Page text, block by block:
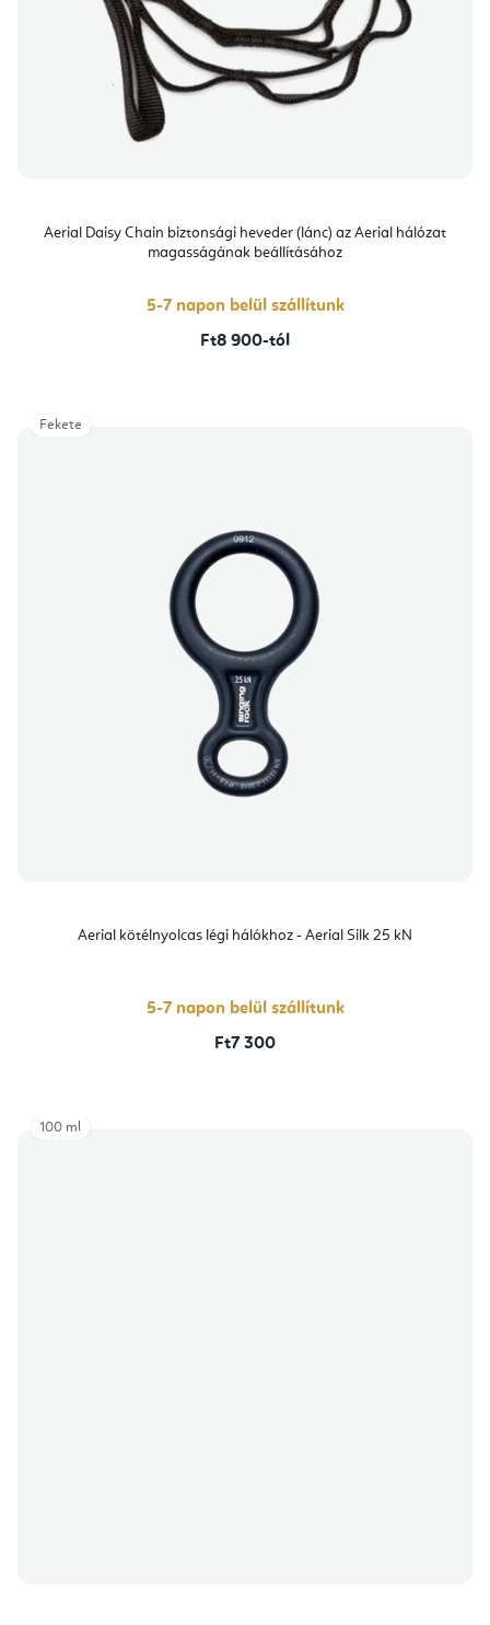
Aerial Daisy Chain biztonsági heveder (lánc) az Aerial hálózat
magasságának beállításához
5-7 napon belül szállítunk
Ft8 900-tól
Aerial kötélnyolcas légi hálókhoz - Aerial Silk 25 kN
5-7 napon belül szállítunk
Ft7 300
Fekete
100 ml